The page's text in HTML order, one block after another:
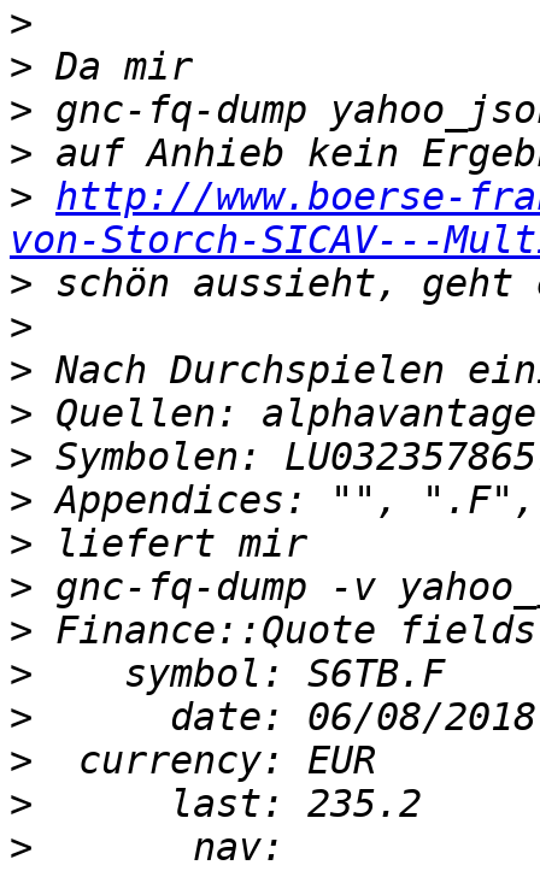
>
>
>
>
> http://www.boerse-
von-Storch-SICAV---
>
>
>
>
>
>
>
>
>
>
>
>
>
>
nav: